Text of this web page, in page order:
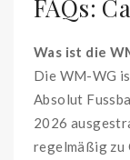
FAQs:
Was ist die
Die WM-WG
Absolut
2026
regelmäßig zu